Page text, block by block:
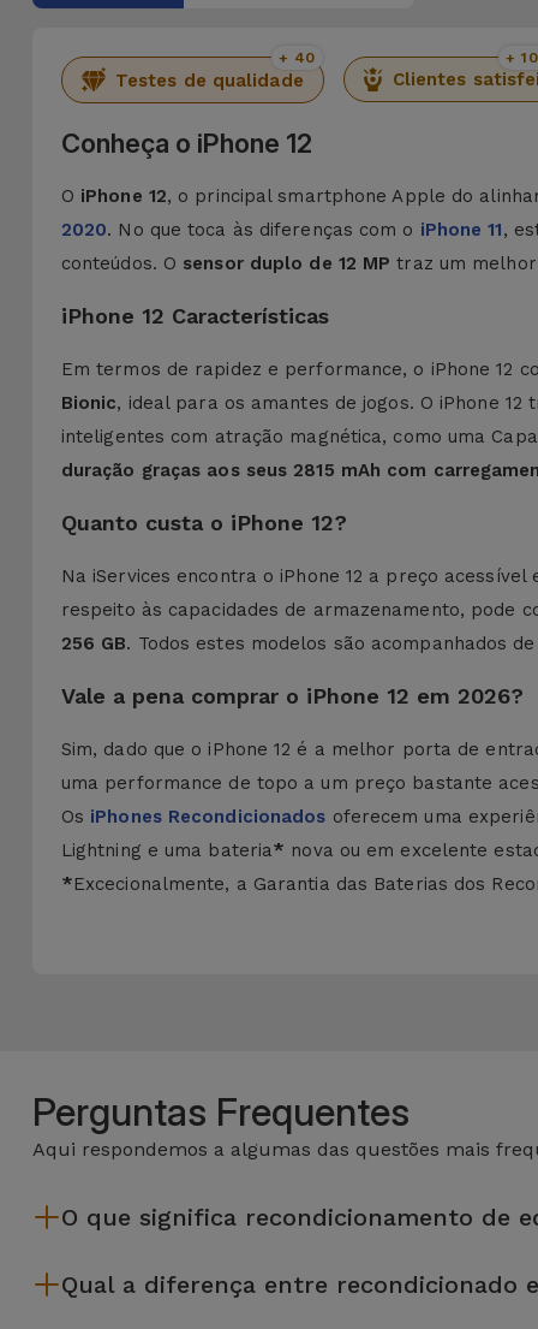
Testes de qualidade
+ 40
Clientes
+
Conheça o iPhone 12
O iPhone 12, o principal smartphone Apple do
2020. No que toca às diferenças com o iPhone 11,
conteúdos. O sensor duplo de 12 MP traz um
iPhone 12 Características
Em termos de rapidez e performance, o iPhone 12
Bionic, ideal para os amantes de jogos. O iPhone
inteligentes com atração magnética, como uma
duração graças aos seus 2815 mAh com
Quanto custa o iPhone 12?
Na iServices encontra o iPhone 12 a preço acessível
respeito às capacidades de armazenamento, pode
256 GB. Todos estes modelos são acompanhados de
Vale a pena comprar o iPhone 12 em 2026?
Sim, dado que o iPhone 12 é a melhor porta de
uma performance de topo a um preço bastante
Os iPhones Recondicionados oferecem uma
Lightning e uma bateria* nova ou em excelente
*Excecionalmente, a Garantia das Baterias dos
Perguntas Frequentes
Aqui respondemos a algumas das questões mais
O que significa recondicionamento de
da Services passam por vários e rigorosos testes de
Qual a diferença entre recondicionado